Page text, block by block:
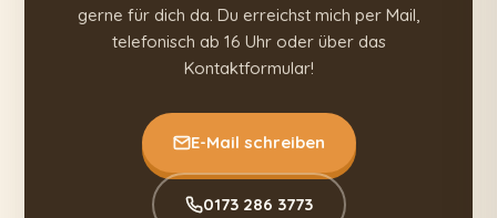
gerne für dich da. Du erreichst mich per Mail,
telefonisch ab 16 Uhr oder über das
Kontaktformular!
E-Mail schreiben
0173 286 3773